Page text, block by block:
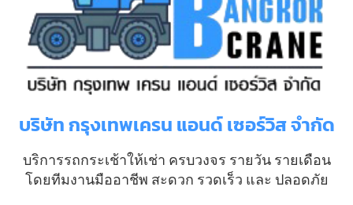
บริษัท กรุงเทพเครน แอนด์ เซอร์วิส จำกัด
บริการรถกระเช้าให้เช่า ครบวงจร รายวัน รายเดือน
โดยทีมงานมืออาชีพ สะดวก รวดเร็ว และ ปลอดภัย